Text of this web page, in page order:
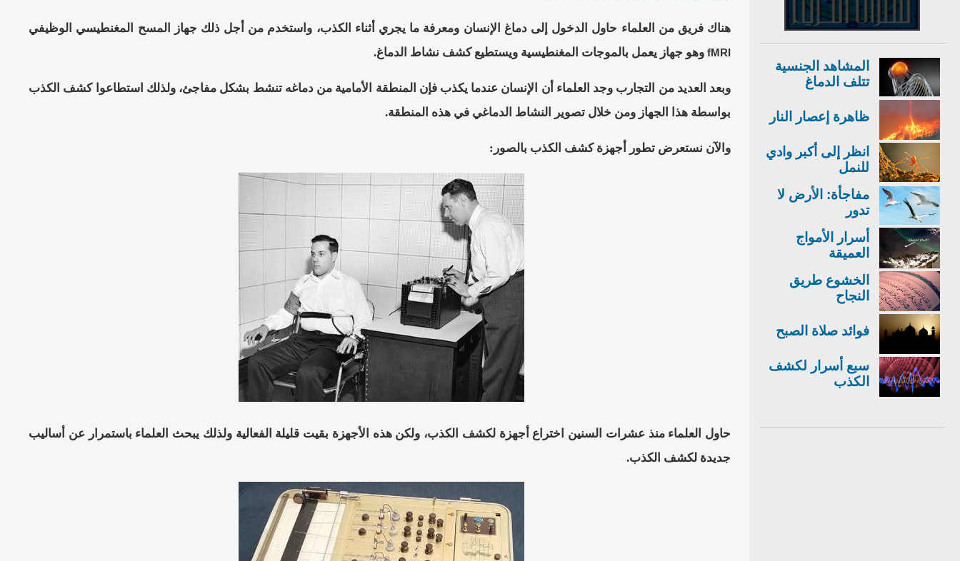
هناك فريق من العلماء حاول الدخول إلى دماغ الإنسان ومعرفة ما يجري أثناء الكذب، واستخدم من أجل ذلك جهاز المسح المغنطيسي الوظيفي
fMRIوهو جهاز يعمل بالموجات المغنطيسية ويستطيع كشف نشاط الدماغ.
وبعد العديد من التجارب وجد العلماء أن الإنسان عندما يكذب فإن المنطقة الأمامية من دماغه تنشط بشكل مفاجئ، ولذلك استطاعوا كشف الكذب
بواسطة هذا الجهاز ومن خلال تصوير النشاط الدماغي في هذه المنطقة.
والآن نستعرض تطور أجهزة كشف الكذب بالصور:
حاول العلماء منذ عشرات السنين اختراع أجهزة لكشف الكذب، ولكن هذه الأجهزة بقيت قليلة الفعالية ولذلك يبحث العلماء باستمرار عن أساليب
جديدة لكشف الكذب.
المشاهد الجنسية
تتلف الدماغ
ظاهرة إعصار النار
انظر إلى أكبر وادي
للنمل
مفاجأة: الأرض لا
تدور
أسرار الأمواج
العميقة
الخشوع طريق
النجاح
فوائد صلاة الصبح
سبع أسرار لكشف
الكذب